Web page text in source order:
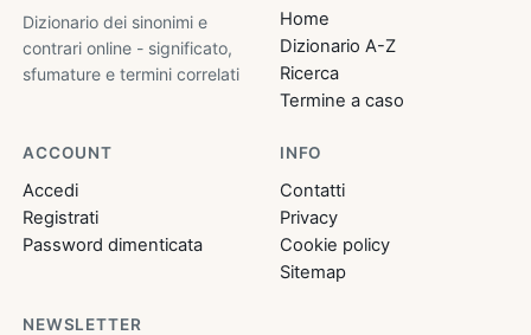
Dizionario dei sinonimi e
contrari online - significato,
sfumature e termini correlati
Home
Dizionario A-Z
Ricerca
Termine a caso
ACCOUNT
Accedi
Registrati
Password dimenticata
INFO
Contatti
Privacy
Cookie policy
Sitemap
NEWSLETTER